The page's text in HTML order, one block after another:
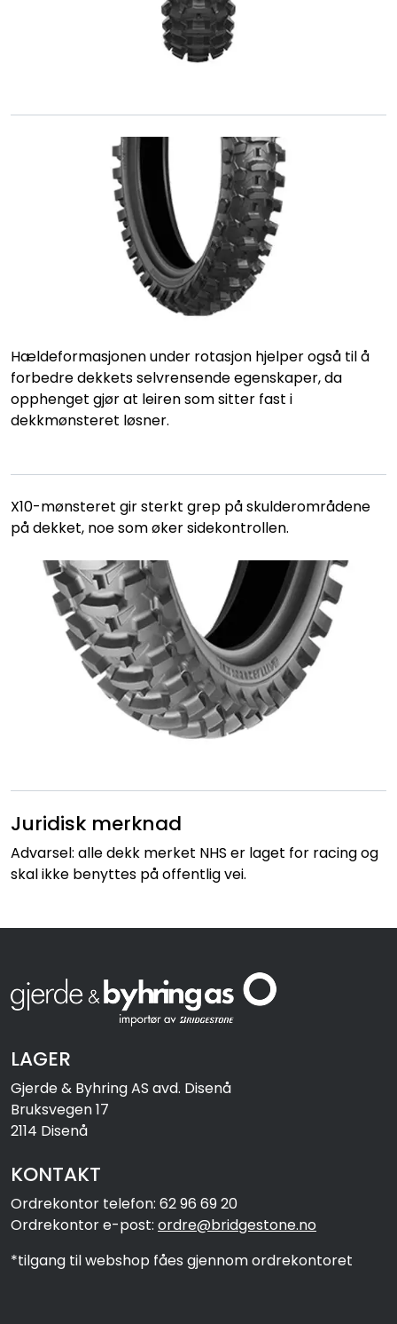
Hældeformasjonen under rotasjon hjelper også til å
forbedre dekkets selvrensende egenskaper, da
opphenget gjør at leiren som sitter fast i
dekkmønsteret løsner.
X10-mønsteret gir sterkt grep på skulderområdene
på dekket, noe som øker sidekontrollen.
Juridisk merknad
Advarsel: alle dekk merket NHS er laget for racing og
skal ikke benyttes på offentlig vei.
LAGER
Gjerde & Byhring AS avd. Disenå
Bruksvegen 17
2114 Disenå
KONTAKT
Ordrekontor telefon: 62 96 69 20
Ordrekontor e-post: ordre@bridgestone.no
*tilgang til webshop fåes gjennom ordrekontoret